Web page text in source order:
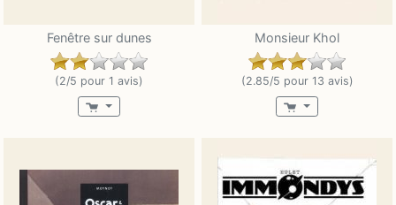
Fenêtre sur dunes
(2/5 pour 1 avis)
Monsieur Khol
(2.85/5 pour 13 avis)